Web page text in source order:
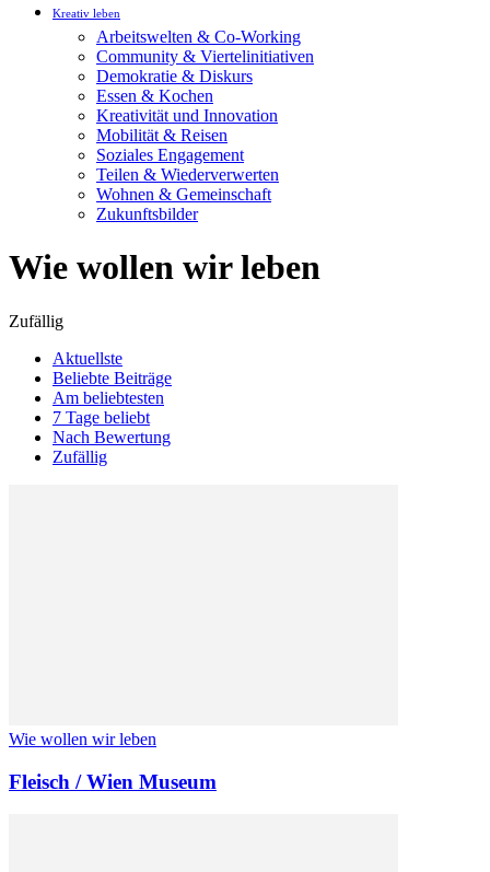
Kreativ leben
Arbeitswelten & Co-Working
Community & Viertelinitiativen
Demokratie & Diskurs
Essen & Kochen
Kreativität und Innovation
Mobilität & Reisen
Soziales Engagement
Teilen & Wiederverwerten
Wohnen & Gemeinschaft
Zukunftsbilder
Wie wollen wir leben
Zufällig
Aktuellste
Beliebte Beiträge
Am beliebtesten
7 Tage beliebt
Nach Bewertung
Zufällig
Wie wollen wir leben
Fleisch / Wien Museum